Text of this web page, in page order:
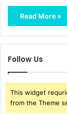
Read More »
Follow Us
This widget
from the Theme